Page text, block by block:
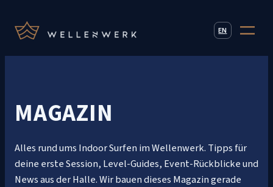
EN
MAGAZIN
Alles rund ums Indoor Surfen im Wellenwerk. Tipps für
deine erste Session, Level-Guides, Event-Rückblicke und
News aus der Halle. Wir bauen dieses Magazin gerade